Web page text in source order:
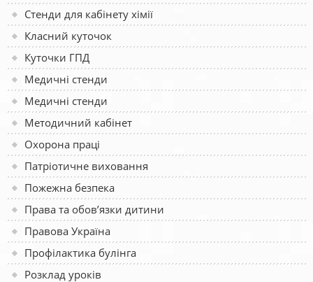
Стенди для кабінету хімії
Класний куточок
Куточки ГПД
Медичні стенди
Медичні стенди
Методичний кабінет
Охорона праці
Патріотичне виховання
Пожежна безпека
Права та обов’язки дитини
Правова Україна
Профілактика булінга
Розклад уроків